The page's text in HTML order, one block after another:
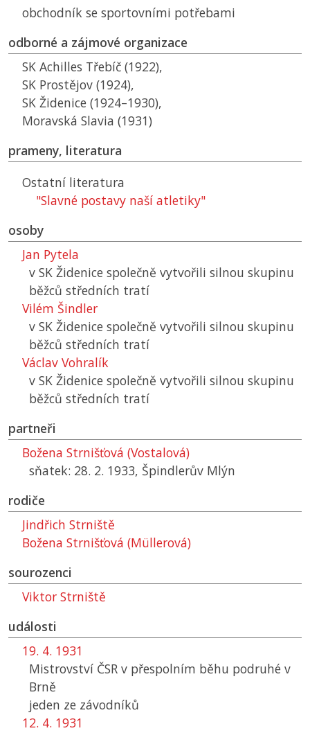
obchodník se sportovními potřebami
odborné a zájmové organizace
SK Achilles Třebíč (1922),
SK Prostějov (1924),
SK Židenice (1924–1930),
Moravská Slavia (1931)
prameny, literatura
Ostatní literatura
"Slavné postavy naší atletiky"
osoby
Jan Pytela
v SK Židenice společně vytvořili silnou skupinu
běžců středních tratí
Vilém Šindler
v SK Židenice společně vytvořili silnou skupinu
běžců středních tratí
Václav Vohralík
v SK Židenice společně vytvořili silnou skupinu
běžců středních tratí
partneři
Božena Strnišťová (Vostalová)
sňatek: 28. 2. 1933, Špindlerův Mlýn
rodiče
Jindřich Strniště
Božena Strnišťová (Müllerová)
sourozenci
Viktor Strniště
události
19. 4. 1931
Mistrovství ČSR v přespolním běhu podruhé v
Brně
jeden ze závodníků
12. 4. 1931